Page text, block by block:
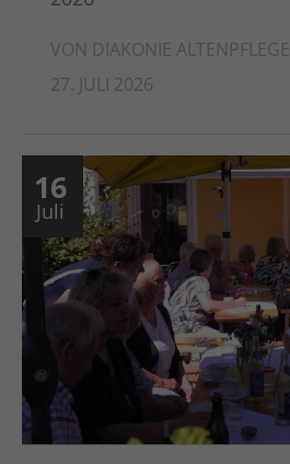
VON DIAKONIE ALTENPFLEGE
27. JULI 2026
16
Juli